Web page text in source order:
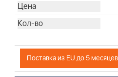
Поставка из EU до 5